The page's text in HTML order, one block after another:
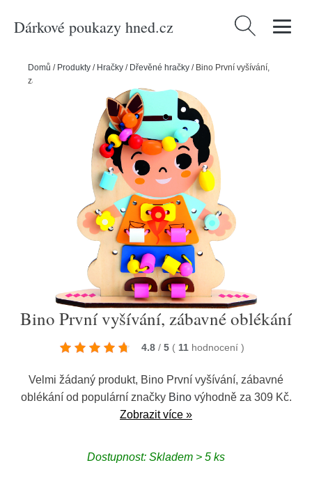
Dárkové poukazy hned.cz Vyhledávání
Domů / Produkty / Hračky / Dřevěné hračky / Bino První vyšívání,
zábavné oblékání
Bino První vyšívání, zábavné oblékání
4.8 / 5 ( 11 hodnocení )
Velmi žádaný produkt, Bino První vyšívání, zábavné
oblékání od populární značky Binovýhodně za 309 Kč.
Zobrazit více »
Dostupnost: Skladem > 5 ks